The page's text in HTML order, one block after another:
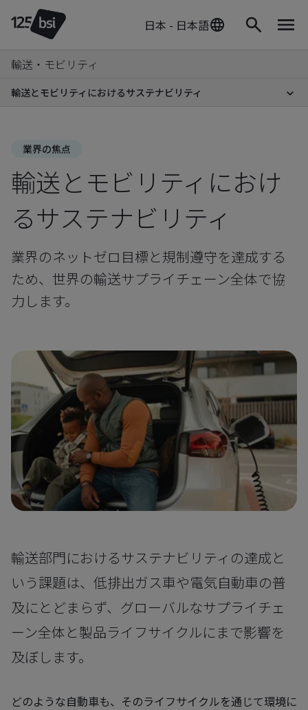
日本 - 日本語
輸送・モビリティ
輸送とモビリティにおけるサステナビリティ
業界の焦点
輸送とモビリティにおけ
るサステナビリティ
業界のネットゼロ目標と規制遵守を達成する
ため、世界の輸送サプライチェーン全体で協
力します。
輸送部門におけるサステナビリティの達成と
いう課題は、低排出ガス車や電気自動車の普
及にとどまらず、グローバルなサプライチェ
ーン全体と製品ライフサイクルにまで影響を
及ぼします。
どのような自動車も、そのライフサイクルを通じて環境に